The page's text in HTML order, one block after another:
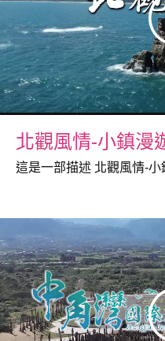
北觀風情-小鎮漫
這是一部描述 北觀風情-小